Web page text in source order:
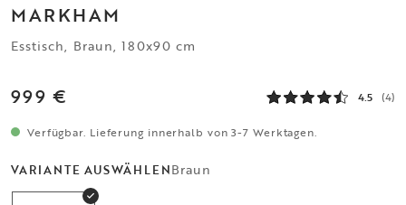
MARKHAM
Esstisch, Braun, 180x90 cm
999 € 4.5 (4)
Verfügbar. Lieferung innerhalb von 3-7 Werktagen.
VARIANTE AUSWÄHLENBraun